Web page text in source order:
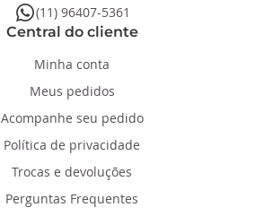
whatsapp(11) 96407-5361
Central do cliente
Minha conta
Meus pedidos
Acompanhe seu pedido
Política de privacidade
Trocas e devoluções
Perguntas Frequentes